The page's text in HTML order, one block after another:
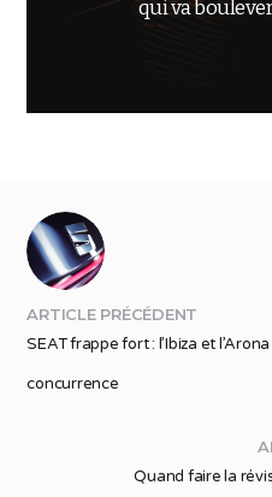
qui va
ARTICLE PRÉCÉDENT
SEAT frappe fort : l’Ibiza et
concurrence
Quand faire la